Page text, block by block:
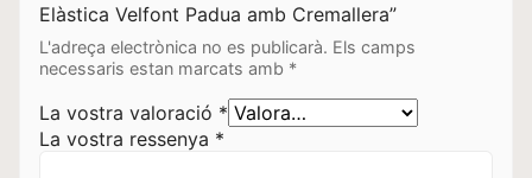
Elàstica Velfont Padua amb Cremallera”
L'adreça electrònica no es publicarà. Els camps
necessaris estan marcats amb *
La vostra valoració *
La vostra ressenya *